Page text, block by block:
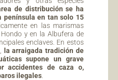
de distribución se ha
península en tan solo 15
en las marismas
y en la Albufera de
enclaves. En estos
la arraigada tradición de
supone un grave
accidentes de caza o,
ilegales.